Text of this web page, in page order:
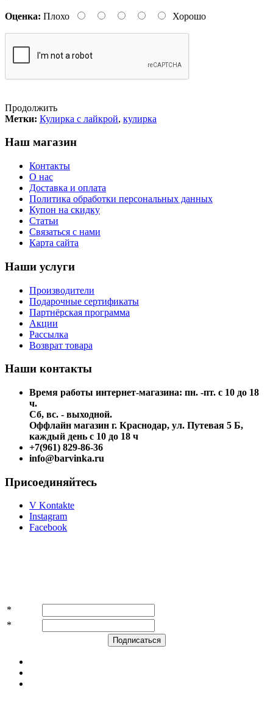
Оценка: Плохо Хорошо
Продолжить
Метки: Кулирка с лайкрой, кулирка
Наш магазин
Контакты
О нас
Доставка и оплата
Политика обработки персональных данных
Купон на скидку
Статьи
Связаться с нами
Карта сайта
Наши услуги
Производители
Подарочные сертификаты
Партнёрская программа
Акции
Рассылка
Возврат товара
Наши контакты
Время работы интернет-магазина: пн. -пт. с 10 до 18
ч.
Сб, вс. - выходной.
Оффлайн магазин г. Краснодар, ул. Путевая 5 Б,
каждый день с 10 до 18 ч
+7(961) 829-86-36
info@barvinka.ru
Присоединяйтесь
V Kontakte
Instagram
Facebook
*
*